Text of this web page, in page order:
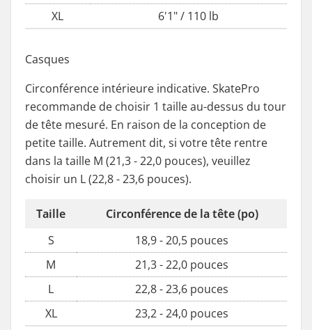
XL
6'1" / 110 lb
Casques
Circonférence intérieure indicative. SkatePro
recommande de choisir 1 taille au-dessus du tour
de tête mesuré. En raison de la conception de
petite taille. Autrement dit, si votre tête rentre
dans la taille M (21,3 - 22,0 pouces), veuillez
choisir un L (22,8 - 23,6 pouces).
Taille
Circonférence de la tête (po)
S
18,9 - 20,5 pouces
M
21,3 - 22,0 pouces
L
22,8 - 23,6 pouces
XL
23,2 - 24,0 pouces